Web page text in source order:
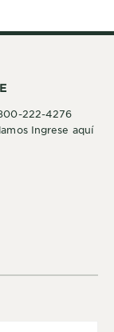
222-4276
Ingrese aquí